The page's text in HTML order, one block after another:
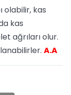
olabilir, kas
kas
ağrıları olur.
A.A